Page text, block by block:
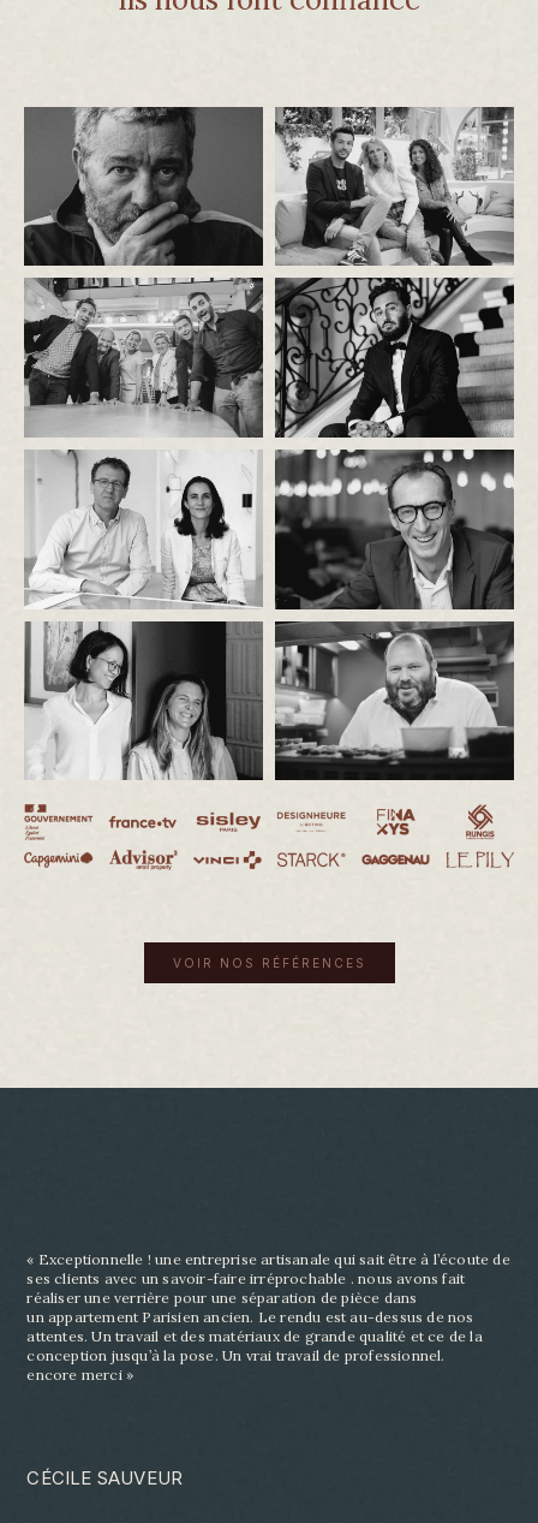
VOIR NOS RÉFÉRENCES
« Exceptionnelle ! une entreprise artisanale qui sait être à l’écoute de
ses clients avec un savoir-faire irréprochable . nous avons fait
réaliser une verrière pour une séparation de pièce dans
un appartement Parisien ancien. Le rendu est au-dessus de nos
attentes. Un travail et des matériaux de grande qualité et ce de la
conception jusqu’à la pose. Un vrai travail de professionnel.
encore merci »
CÉCILE SAUVEUR